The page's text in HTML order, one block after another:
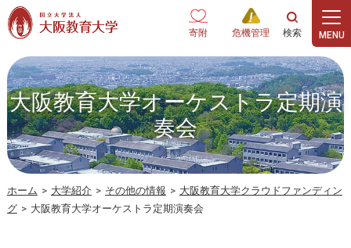
本文へ
寄附 危機管理
大阪教育大学オーケストラ定期演
奏会
ホーム > 大学紹介 > その他の情報 > 大阪教育大学クラウドファンディン
グ > 大阪教育大学オーケストラ定期演奏会